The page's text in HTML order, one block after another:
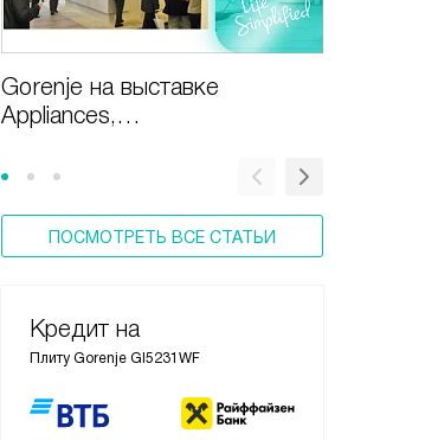
Gorenje на выставке
Appliances,
ПОСМОТРЕТЬ ВСЕ СТАТЬИ
Кредит на
Плиту Gorenje GI5231WF